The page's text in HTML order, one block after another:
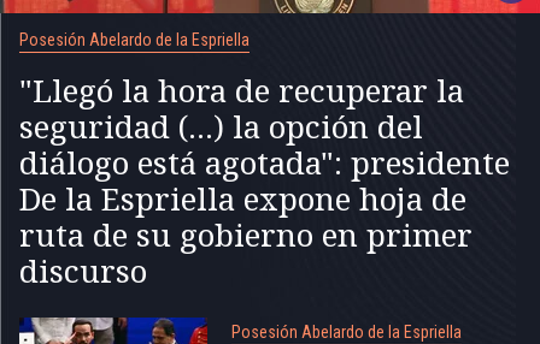
Posesión Abelardo de la Espriella
"Llegó la hora de recuperar la
seguridad (...) la opción del
diálogo está agotada": presidente
De la Espriella expone hoja de
ruta de su gobierno en primer
discurso
Posesión Abelardo de la Espriella